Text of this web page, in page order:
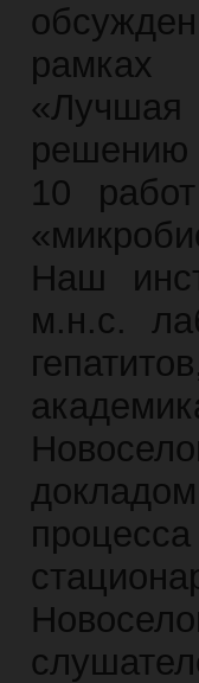
рамках
решению
10
Наш
м.н.с.